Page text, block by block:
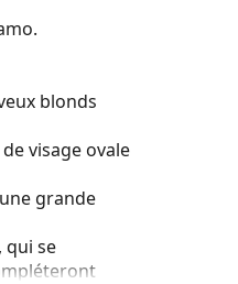
blonds
visage ovale
grande
qui se